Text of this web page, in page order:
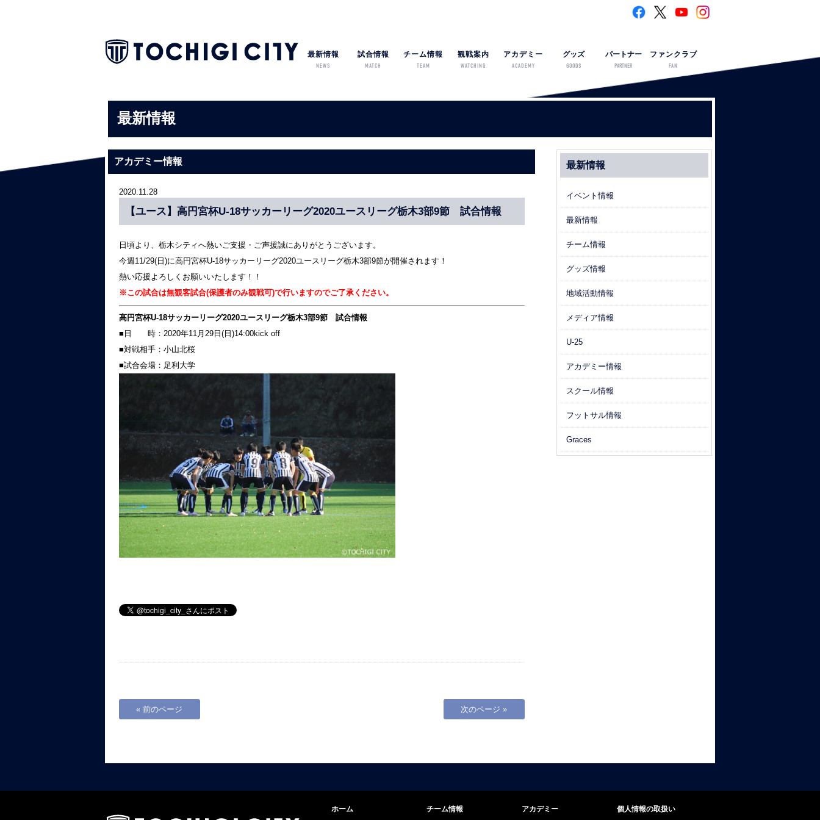
最新情報
NEWS
試合情報
MATCH
チーム情報
TEAM
観戦案内
WATCHING
アカデミー
ACADEMY
グッズ
GOODS
パートナー
PARTNER
ファンクラブ
FAN
最新情報
アカデミー情報
2020.11.28
【ユース】高円宮杯U-18サッカーリーグ2020ユースリーグ栃木3部9節 試合情報
日頃より、栃木シティへ熱いご支援・ご声援誠にありがとうございます。
今週11/29(日)に高円宮杯U-18サッカーリーグ2020ユースリーグ栃木3部9節が開催されます！
熱い応援よろしくお願いいたします！！
※この試合は無観客試合(保護者のみ観戦可)で行いますのでご了承ください。
高円宮杯U-18サッカーリーグ2020ユースリーグ栃木3部9節 試合情報
■日 時：2020年11月29日(日)14:00kick off
■対戦相手：小山北桜
■試合会場：足利大学
« 前のページ 次のページ »
最新情報
イベント情報
最新情報
チーム情報
グッズ情報
地域活動情報
メディア情報
U-25
アカデミー情報
スクール情報
フットサル情報
Graces
ホーム
チーム情報
アカデミー
個人情報の取扱い